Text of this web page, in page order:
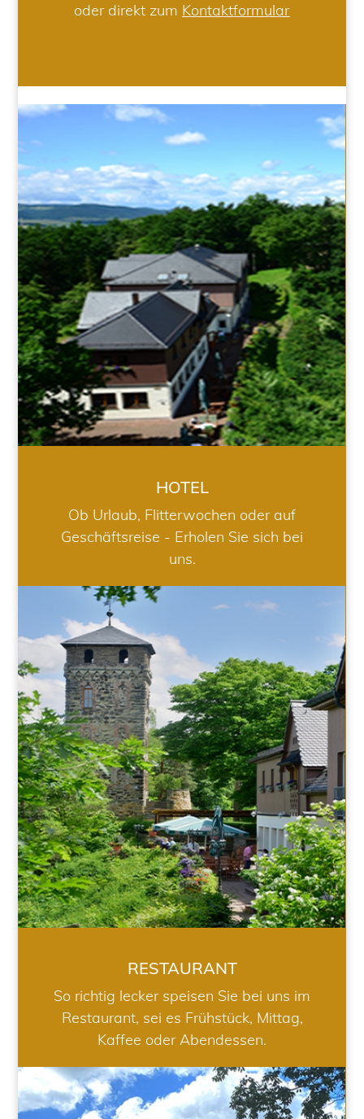
oder direkt zum Kontaktformular
HOTEL
HOTEL
Ob Urlaub, Flitterwochen oder auf
Geschäftsreise - Erholen Sie sich bei
uns.
RESTAURANT
RESTAURANT
So richtig lecker speisen Sie bei uns im
Restaurant, sei es Frühstück, Mittag,
Kaffee oder Abendessen.